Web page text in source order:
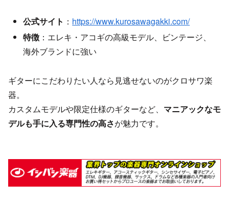
公式サイト ： https://www.kurosawagakki.com/
特徴 ：エレキ・アコギの高級モデル、ビンテージ、
海外ブランドに強い
ギターにこだわりたい人なら見逃せないのがクロサワ楽
器。
カスタムモデルや限定仕様のギターなど、 マニアックなモ
デルも手に入る専門性の高さが魅力です。